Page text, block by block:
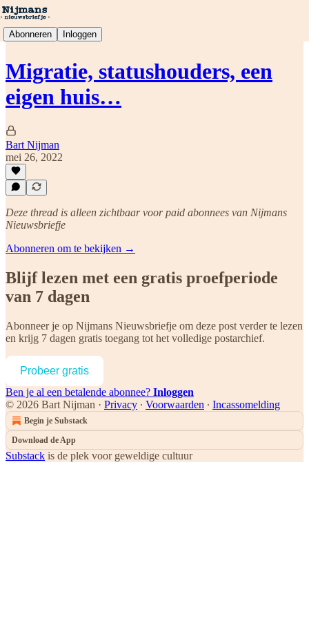
Abonneren Inloggen
Migratie, statushouders, een
eigen huis…
Bart Nijman
mei 26, 2022
Deze thread is alleen zichtbaar voor paid abonnees van Nijmans
Nieuwsbriefje
Abonneren om te bekijken →
Blijf lezen met een gratis proefperiode
van 7 dagen
Abonneer je op Nijmans Nieuwsbriefje om deze post verder te lezen
en krijg 7 dagen gratis toegang tot het volledige postarchief.
Probeer gratis
Ben je al een betalende abonnee? Inloggen
© 2026 Bart Nijman · Privacy ∙ Voorwaarden ∙ Incassomelding
Begin je Substack
Download de App
Substack is de plek voor geweldige cultuur